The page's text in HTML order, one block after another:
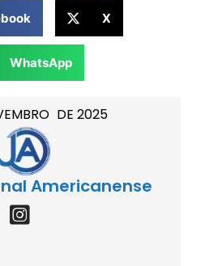
DE 2025
Americanense
X
WhatsApp